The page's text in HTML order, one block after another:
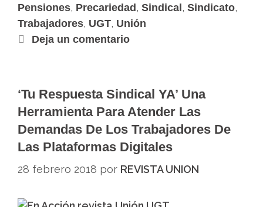
Pensiones, Precariedad, Sindical, Sindicato,
Trabajadores, UGT, Unión
Deja un comentario
‘Tu Respuesta Sindical YA’ Una
Herramienta Para Atender Las
Demandas De Los Trabajadores De
Las Plataformas Digitales
28 febrero 2018 por REVISTA UNION